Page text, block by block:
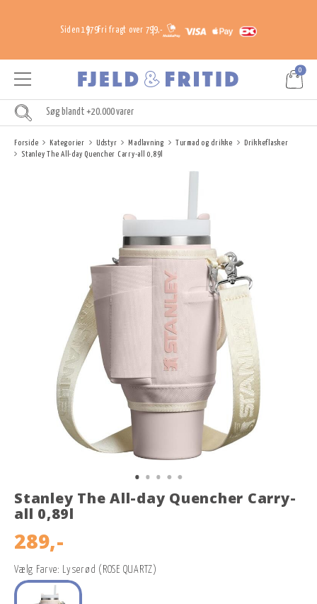
Siden 1979Fri fragt over 799,-
0
Forside Kategorier Udstyr Madlavning Turmad og drikke
Drikkeflasker
Stanley The All-day Quencher Carry-all 0,89l
Stanley The All-day Quencher Carry-
all 0,89l
289,-
Vælg Farve: Lyserød (ROSE QUARTZ)